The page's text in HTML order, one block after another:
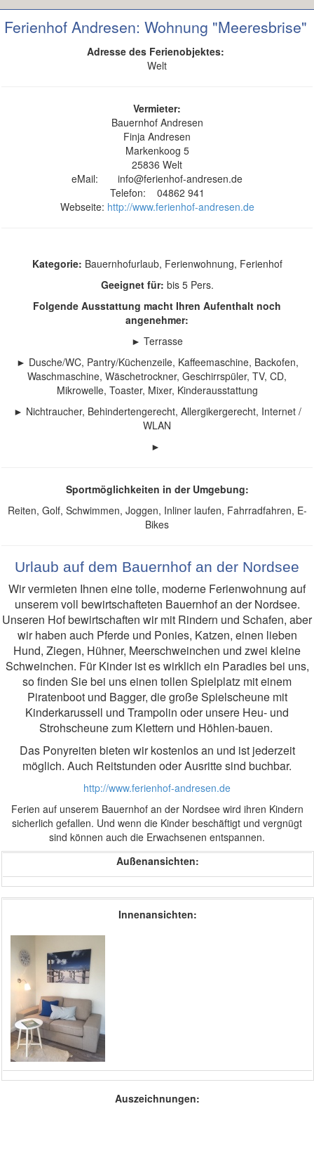
Ferienhof Andresen: Wohnung "Meeresbrise"
Adresse des Ferienobjektes:
Welt​
Vermieter:
Bauernhof Andresen
Finja Andresen
Markenkoog 5
25836 Welt​
eMail: info@ferienhof-andresen.de
Telefon: 04862 941
Webseite: http://www.ferienhof-andresen.de
Kategorie: Bauernhofurlaub, Ferienwohnung, Ferienhof
Geeignet für: bis 5 Pers.
Folgende Ausstattung macht Ihren Aufenthalt noch
angenehmer:
► Terrasse
► Dusche/WC, Pantry/Küchenzeile, Kaffeemaschine, Backofen,
Waschmaschine, Wäschetrockner, Geschirrspüler, TV, CD,
Mikrowelle, Toaster, Mixer, Kinderausstattung​
► Nichtraucher, Behindertengerecht, Allergikergerecht, Internet /
WLAN
►
Sportmöglichkeiten in der Umgebung:
Reiten, Golf, Schwimmen, Joggen, Inliner laufen, Fahrradfahren, E-
Bikes
Urlaub auf dem Bauernhof an der Nordsee
Wir vermieten Ihnen eine tolle, moderne Ferienwohnung auf
unserem voll bewirtschafteten Bauernhof an der Nordsee.
Unseren Hof bewirtschaften wir mit Rindern und Schafen, aber
wir haben auch Pferde und Ponies, Katzen, einen lieben
Hund, Ziegen, Hühner, Meerschweinchen und zwei kleine
Schweinchen. Für Kinder ist es wirklich ein Paradies bei uns,
so finden Sie bei uns einen tollen Spielplatz mit einem
Piratenboot und Bagger, die große Spielscheune mit
Kinderkarussell und Trampolin oder unsere Heu- und
Strohscheune zum Klettern und Höhlen-bauen.
Das Ponyreiten bieten wir kostenlos an und ist jederzeit
möglich. Auch Reitstunden oder Ausritte sind buchbar.
http://www.ferienhof-andresen.de
Ferien auf unserem Bauernhof an der Nordsee wird ihren Kindern
sicherlich gefallen. Und wenn die Kinder beschäftigt und vergnügt
sind können auch die Erwachsenen entspannen.
Außenansichten:
Innenansichten:
Auszeichnungen: